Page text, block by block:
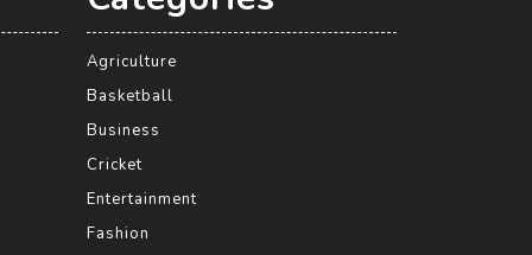
Agriculture
Basketball
Business
Cricket
Entertainment
Fashion